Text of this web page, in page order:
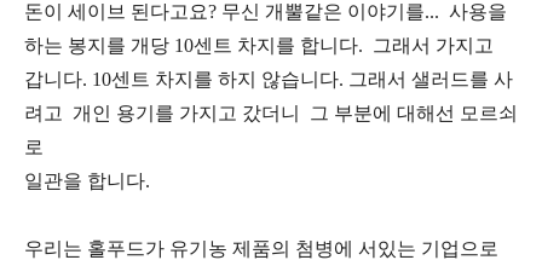
돈이 세이브 된다고요? 무신 개뿔같은 이야기를... 사용을
하는 봉지를 개당 10센트 차지를 합니다. 그래서 가지고
갑니다. 10센트 차지를 하지 않습니다. 그래서 샐러드를 사
려고 개인 용기를 가지고 갔더니 그 부분에 대해선 모르쇠
로
일관을 합니다.
우리는 홀푸드가 유기농 제품의 첨병에 서있는 기업으로